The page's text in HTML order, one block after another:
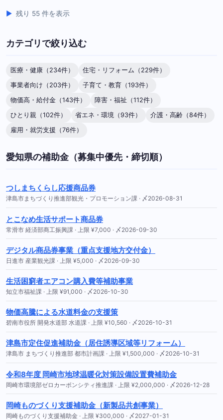
残り 55 件を表示
カテゴリで絞り込む
医療・健康（234件）
住宅・リフォーム（229件）
事業者向け（203件）
子育て・教育（193件）
物価高・給付金（143件）
障害・福祉（112件）
ひとり親（102件）
省エネ・環境（93件）
介護・高齢（84件）
雇用・就労支援（76件）
愛知県の補助金（募集中優先・締切順）
つしまちくらし応援商品券
津島市まちづくり推進部観光・プロモーション課 · 〆2026-08-31
とこなめ生活サポート商品券
常滑市 経済部商工振興課 · 上限 ¥7,000 · 〆2026-09-30
デジタル商品券事業（重点支援地方交付金）
日進市 産業観光課 · 上限 ¥5,000 · 〆2026-09-30
生活困窮者エアコン購入費等補助事業
知立市福祉課 · 上限 ¥91,000 · 〆2026-10-30
物価高騰による水道料金の支援策
碧南市役所 開発水道部 水道課 · 上限 ¥10,560 · 〆2026-10-31
津島市定住促進補助金（居住誘導区域等リフォーム）
津島市 まちづくり推進部 都市計画課 · 上限 ¥1,500,000 · 〆2026-10-31
令和8年度 岡崎市地球温暖化対策設備設置費補助金
岡崎市環境部ゼロカーボンシティ推進課 · 上限 ¥2,000,000 · 〆2026-12-28
岡崎ものづくり支援補助金（新製品共創事業）
岡崎ものづくり支援補助金 · 上限 ¥300,000 · 〆2027-01-31